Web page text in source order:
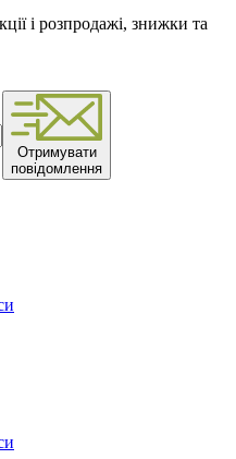
і розпродажі, знижки та
Отримувати
повідомлення